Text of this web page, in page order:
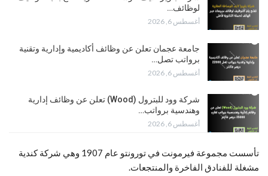
لوظائف…
أغسطس 6, 2026
جامعة عجمان تعلن عن وظائف أكاديمية وإدارية وتقنية
برواتب تصل…
أغسطس 6, 2026
شركة وود للبترول (Wood) تعلن عن وظائف إدارية
وهندسية برواتب…
أغسطس 6, 2026
تأسست مجموعة فيرمونت في تورونتو عام 1907 وهي شركة كندية
مشغلة للفنادق الفاخرة والمنتجعات.